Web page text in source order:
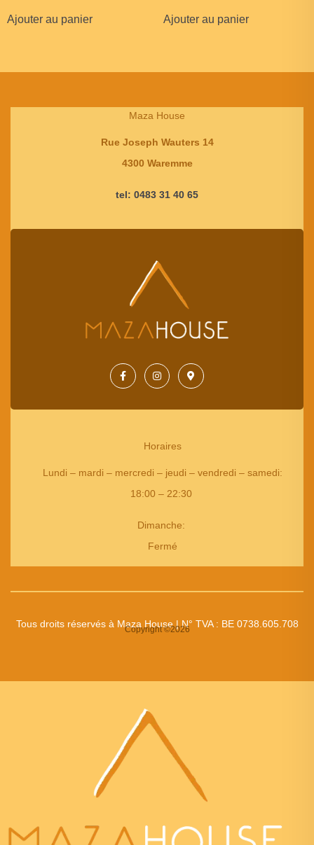
Ajouter au panier Ajouter au panier
Maza House
Rue Joseph Wauters 14
4300 Waremme
tel: 0483 31 40 65
Horaires
Lundi – mardi – mercredi – jeudi – vendredi – samedi:
18:00 – 22:30
Dimanche:
Fermé
Tous droits réservés à Maza House | N° TVA : BE 0738.605.708
Copyright ©2026